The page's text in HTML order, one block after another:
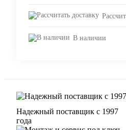
В наличии
Надежный поставщик с 1997
года